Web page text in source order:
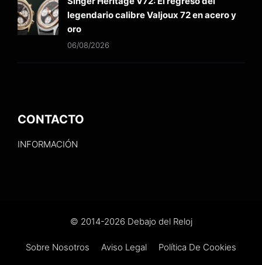
legendario calibre Valjoux 72 en acero y
oro
06/08/2026
CONTACTO
INFORMACIÓN
© 2014-2026 Debajo del Reloj
Sobre Nosotros Aviso Legal Política De Cookies